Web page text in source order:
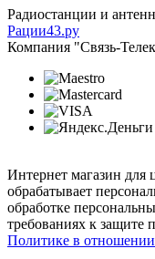
Радиостанции и
Рации43.ру
Компания "Связь-
Интернет магазин для
обрабатывает
обработке
требованиях к защите
Политике в